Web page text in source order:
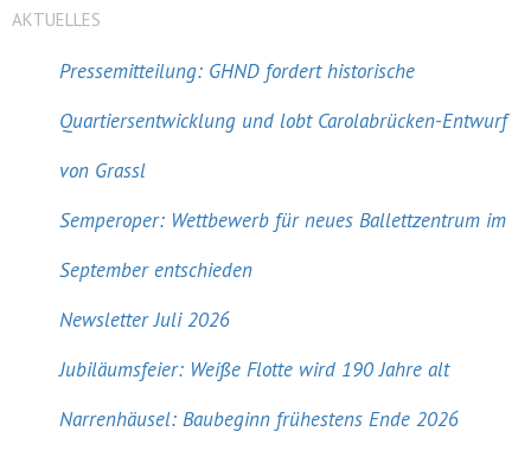
AKTUELLES
Pressemitteilung: GHND fordert historische
Quartiersentwicklung und lobt Carolabrücken-Entwurf
von Grassl
Semperoper: Wettbewerb für neues Ballettzentrum im
September entschieden
Newsletter Juli 2026
Jubiläumsfeier: Weiße Flotte wird 190 Jahre alt
Narrenhäusel: Baubeginn frühestens Ende 2026